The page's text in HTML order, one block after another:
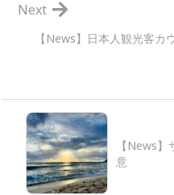
【News】日本人観光客カ
Next
【News
意